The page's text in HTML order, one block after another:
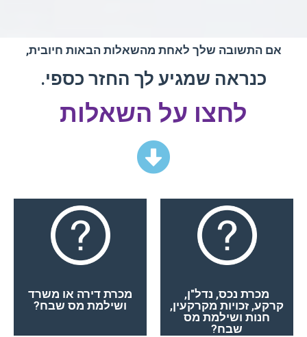
אם התשובה שלך לאחת מהשאלות הבאות חיובית,
כנראה שמגיע לך החזר כספי.
לחצו על השאלות
מכרת נכס, נדל"ן,
קרקע, זכויות מקרקעין,
חנות ושילמת מס
שבח?
כן
מכרת דירה או משרד
ושילמת מס שבח?
כן